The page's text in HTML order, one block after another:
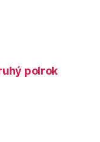
polrok